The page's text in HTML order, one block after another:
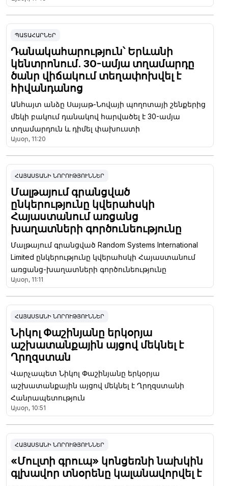
ՊԱՏԱՀԱՐՆԵՐ
Դանակահարություն՝ Երևանի
կենտրոնում. 30-ամյա տղամարդը
ծանր վիճակում տեղափոխվել է
հիվանդանոց
Անհայտ անձը Սայաթ-Նովայի պողոտայի շենքերից
մեկի բակում դանակով հարվածել է 30-ամյա
տղամարդուն և դիմել փախուստի
Այսօր, 11:20
ՀԱՅԱՍՏԱՆԻ ՆՈՐՈՒԹՅՈՒՆՆԵՐ
Մալթայում գրանցված
ընկերությունը կվերահսկի
Հայաստանում առցանց
խաղատների գործունեությունը
Մալթայում գրանցված Random Systems International
Limited ընկերությունը կվերահսկի Հայաստանում
առցանց-խաղատների գործունեությունը
Այսօր, 11:11
ՀԱՅԱՍՏԱՆԻ ՆՈՐՈՒԹՅՈՒՆՆԵՐ
Նիկոլ Փաշինյանը երկօրյա
աշխատանքային այցով մեկնել է
Ղրղզստան
Վարչապետ Նիկոլ Փաշինյանը երկօրյա
աշխատանքային այցով մեկնել է Ղրղզստանի
Հանրապետություն
Այսօր, 10:51
ՀԱՅԱՍՏԱՆԻ ՆՈՐՈՒԹՅՈՒՆՆԵՐ
«Մուլտի գրուպ» կոնցեռնի նախկին
գլխավոր տնօրենը կալանավորվել է